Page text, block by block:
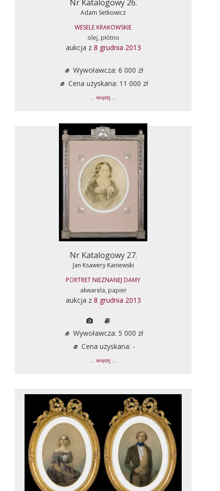
Nr Katalogowy 26.
Adam Setkowicz
WESELE KRAKOWSKIE
olej, płótno
aukcja z 8 grudnia 2013
Wywoławcza: 6 000 zł
Cena uzyskana: 11 000 zł
... więcej ...
Nr Katalogowy 27.
Jan Ksawery Kaniewski
PORTRET NIEZNANEJ DAMY
akwarela, papier
aukcja z 8 grudnia 2013
Wywoławcza: 5 000 zł
Cena uzyskana: -
... więcej ...